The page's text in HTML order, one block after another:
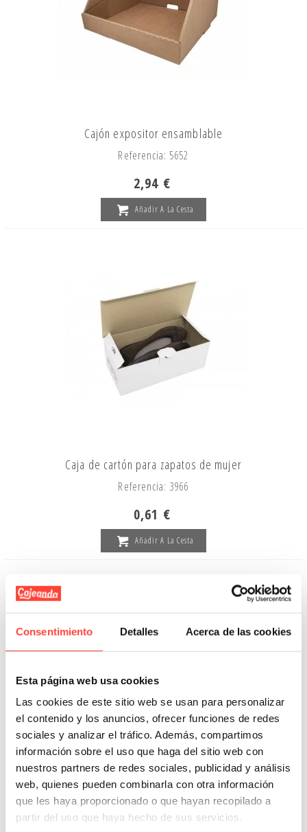
Consentimiento Detalles Acerca de las cookies
Esta página web usa cookies
Las cookies de este sitio web se usan para personalizar
el contenido y los anuncios, ofrecer funciones de redes
sociales y analizar el tráfico. Además, compartimos
información sobre el uso que haga del sitio web con
nuestros partners de redes sociales, publicidad y análisis
web, quienes pueden combinarla con otra información
que les haya proporcionado o que hayan recopilado a
partir del uso que haya hecho de sus servicios.
Cajón expositor ensamblable
Referencia: 5652
2,94 €
Añadir A La Cesta
Caja de cartón para zapatos de mujer
Referencia: 3966
0,61 €
Añadir A La Cesta
Pack de Mudanza para Oficina |
Pequeño (10 cajas)